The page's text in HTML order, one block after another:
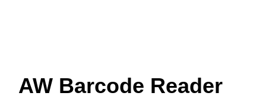
AW Barcode Reader